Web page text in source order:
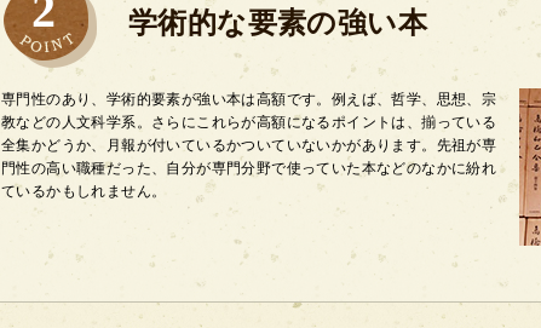
学術的な要素の強い本
専門性のあり、学術的要素が強い本は高額です。例えば、哲学、思想、宗
教などの人文科学系。さらにこれらが高額になるポイントは、揃っている
全集かどうか、月報が付いているかついていないかがあります。先祖が専
門性の高い職種だった、自分が専門分野で使っていた本などのなかに紛れ
ているかもしれません。